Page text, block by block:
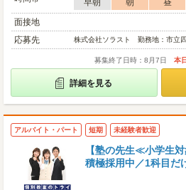
早朝 朝 昼
面接地
応募先
株式会社ソラスト 勤務地：市立
募集終了日時：8月7日 本
詳細を見る
アルバイト・パート 短期 未経験者歓迎
【塾の先生≪小学生
積極採用中／1科目だ